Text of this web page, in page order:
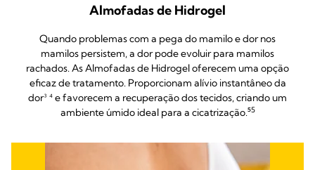
Almofadas de Hidrogel
Quando problemas com a pega do mamilo e dor nos
mamilos persistem, a dor pode evoluir para mamilos
rachados. As Almofadas de Hidrogel oferecem uma opção
eficaz de tratamento. Proporcionam alívio instantâneo da
dor³ ⁴ e favorecem a recuperação dos tecidos, criando um
ambiente úmido ideal para a cicatrização.⁵5